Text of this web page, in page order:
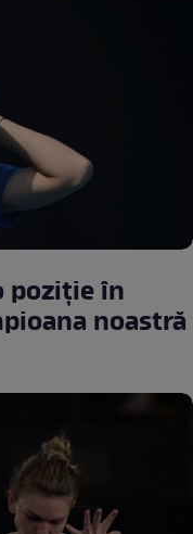
poziţie în
noastră